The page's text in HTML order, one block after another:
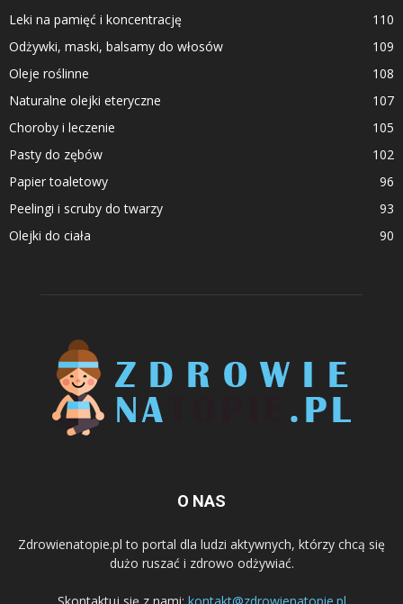
Leki na pamięć i koncentrację
110
Odżywki, maski, balsamy do włosów
109
Oleje roślinne
108
Naturalne olejki eteryczne
107
Choroby i leczenie
105
Pasty do zębów
102
Papier toaletowy
96
Peelingi i scruby do twarzy
93
Olejki do ciała
90
O NAS
Zdrowienatopie.pl to portal dla ludzi aktywnych, którzy chcą się
dużo ruszać i zdrowo odżywiać.